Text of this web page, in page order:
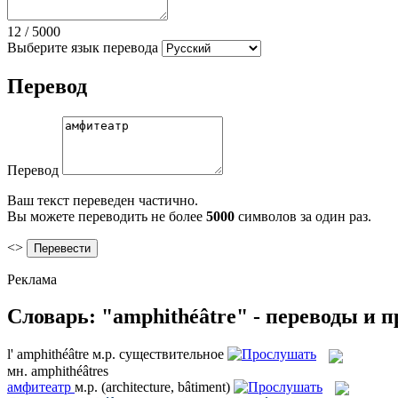
12 / 5000
Выберите язык перевода
Перевод
Перевод
Ваш текст переведен частично.
Вы можете переводить не более 5000 символов за один раз.
<>
Реклама
Словарь: "amphithéâtre" - переводы и
l' amphithéâtre м.р. существительное
мн. amphithéâtres
амфитеатр м.р. (architecture, bâtiment)